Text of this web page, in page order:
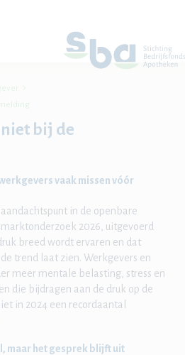
bij de
vaak missen vóór
in de openbare
2026, uitgevoerd
breed wordt ervaren en dat
trend laat zien. Werkgevers en
meer mentale belasting, stress en
die bijdragen aan de druk op de
in 2024 een recordaantal
maar het gesprek blijft uit